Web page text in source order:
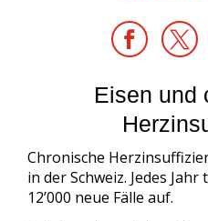
Eisen und
Chronische
in der Schweiz. Jedes
12’000 neue Fälle auf.